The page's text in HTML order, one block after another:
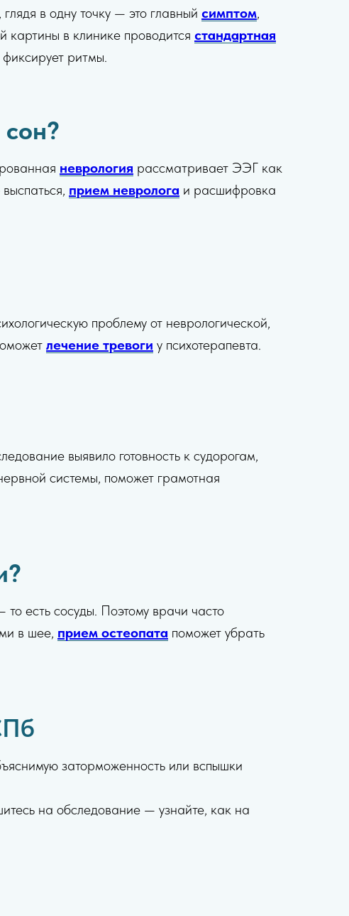
в одну точку — это главный симптом,
картины в клинике проводится стандартная
ритмы.
неврология рассматривает ЭЭГ как
прием невролога и расшифровка
проблему от неврологической,
лечение тревоги у психотерапевта.
выявило готовность к судорогам,
системы, поможет грамотная
есть сосуды. Поэтому врачи часто
в шее, прием остеопата поможет убрать
заторможенность или вспышки
на обследование — узнайте, как на